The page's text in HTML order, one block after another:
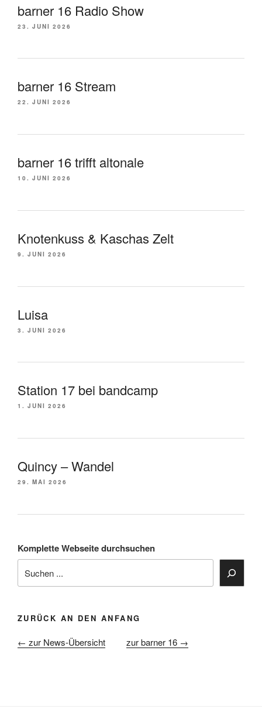
barner 16 Radio Show
23. JUNI 2026
barner 16 Stream
22. JUNI 2026
barner 16 trifft altonale
10. JUNI 2026
Knotenkuss & Kaschas Zelt
9. JUNI 2026
Luisa
3. JUNI 2026
Station 17 bei bandcamp
1. JUNI 2026
Quincy – Wandel
29. MAI 2026
Komplette Webseite durchsuchen
ZURÜCK AN DEN ANFANG
← zur News-Übersicht zur barner 16 →